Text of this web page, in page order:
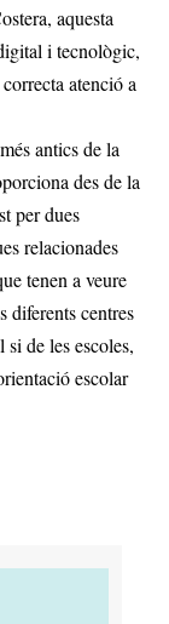
aquesta
i tecnològic,
atenció a
antics de la
des de la
per dues
relacionades
tenen a veure
diferents centres
de les escoles,
escolar